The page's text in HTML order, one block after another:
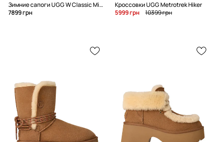
Зимние сапоги UGG W Classic Micro Biarritz
7899 грн
Кроссовки UGG Metrotrek Hiker
5999 грн
10399 грн